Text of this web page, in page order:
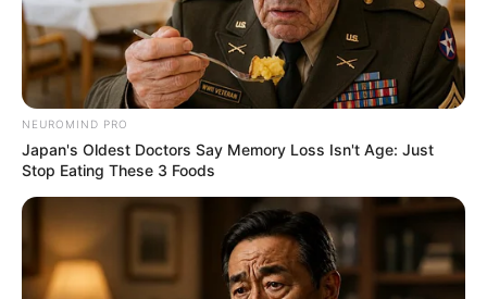
Ambyar! 10 Kalimat Baper
Pakai Bahasa Jawa Ini Bikin
Galau Abis
Fail! 10 Potret Makanan Gagal
NEUROMIND PRO
Japan's Oldest Doctors Say Memory Loss Isn't Age: Just
Stop Eating These 3 Foods